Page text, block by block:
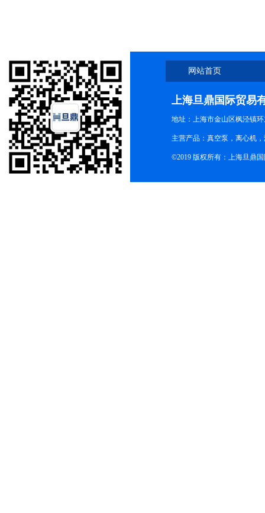
网站首页
上海旦鼎国际贸易
地址：上海市金山区枫泾镇
主营产品：真空泵，离心机
©2019 版权所有：上海旦鼎